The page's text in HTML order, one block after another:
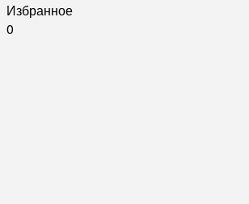
Избранное
0